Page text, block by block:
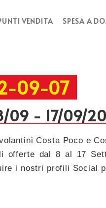
VENDITA SPESA A
09-07
09 - 17/09/
Costa Poco e
offerte dal 8 al 17
i nostri profili Social